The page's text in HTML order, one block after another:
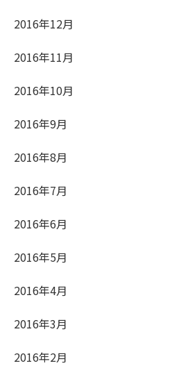
2016年12月
2016年11月
2016年10月
2016年9月
2016年8月
2016年7月
2016年6月
2016年5月
2016年4月
2016年3月
2016年2月